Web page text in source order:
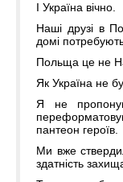
І Україна вічно.
Наші друзі в
домі
Польща це не
Як Україна не
Я не
пантеон героїв.
Ми вже
здатність